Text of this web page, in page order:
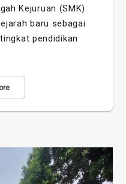
Kejuruan (SMK)
baru sebagai
pendidikan